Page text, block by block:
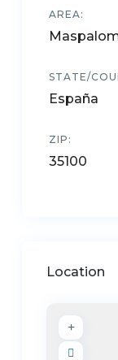
AREA:
STATE/
España
ZIP:
35100
Location